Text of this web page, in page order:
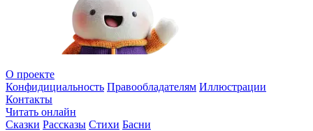
О проекте
Конфидициальность Правообладателям Иллюстрации
Контакты
Читать онлайн
Сказки Рассказы Стихи Басни